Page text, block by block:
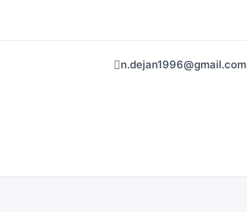
n.dejan1996@gmail.com